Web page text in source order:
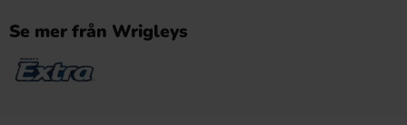
Se mer från Wrigleys